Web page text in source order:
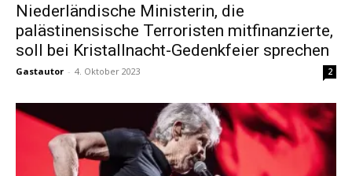
Niederländische Ministerin, die
palästinensische Terroristen mitfinanzierte,
soll bei Kristallnacht-Gedenkfeier sprechen
Gastautor - 4. Oktober 2023 2